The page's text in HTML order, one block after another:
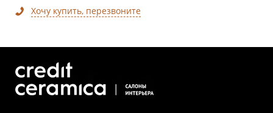
Хочу купить, перезвоните